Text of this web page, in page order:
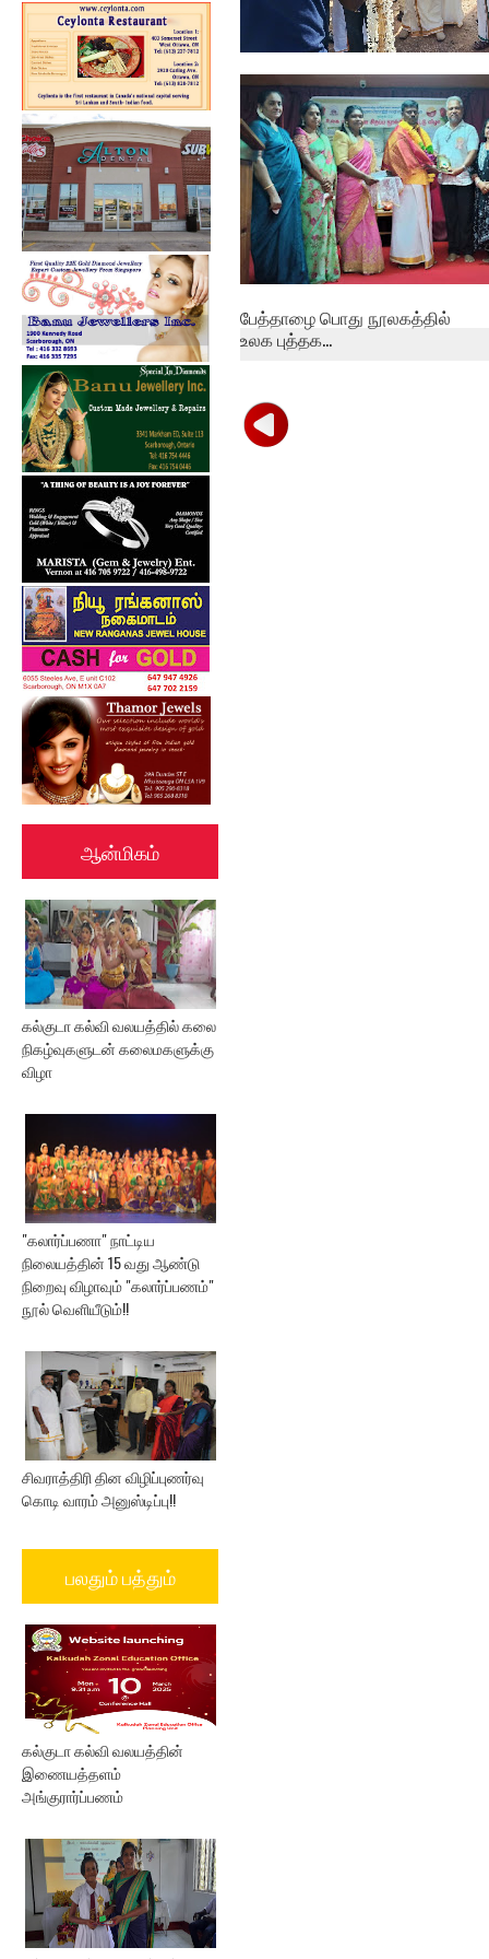
ஆன்மிகம்
கல்குடா கல்வி வலயத்தில் கலை
நிகழ்வுகளுடன் கலைமகளுக்கு
விழா
"கலார்ப்பணா" நாட்டிய
நிலையத்தின் 15 வது ஆண்டு
நிறைவு விழாவும் "கலார்ப்பணம்"
நூல் வெளியீடும்!!
சிவராத்திரி தின விழிப்புணர்வு
கொடி வாரம் அனுஸ்டிப்பு!!
பலதும் பத்தும்
கல்குடா கல்வி வலயத்தின்
இணையத்தளம்
அங்குரார்ப்பணம்
தமிழ் சிங்கள சித்திரை
புதுவருட கலை...
பேத்தாழை பொது நூலகத்தில்
உலக புத்தக...